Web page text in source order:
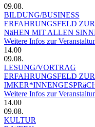
09.08.
BILDUNG/BUSINESS
ERFAHRUNGSFELD
NäHEN MIT ALLEN
Weitere Infos zur
14.00
09.08.
LESUNG/VORTRAG
ERFAHRUNGSFELD
Weitere Infos zur
14.00
09.08.
KULTUR